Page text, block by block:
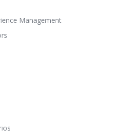
Management